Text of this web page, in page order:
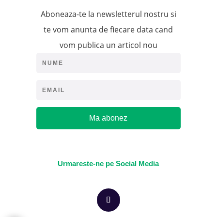
Aboneaza-te la newsletterul nostru si
te vom anunta de fiecare data cand
vom publica un articol nou
Ma abonez
Urmareste-ne pe Social Media